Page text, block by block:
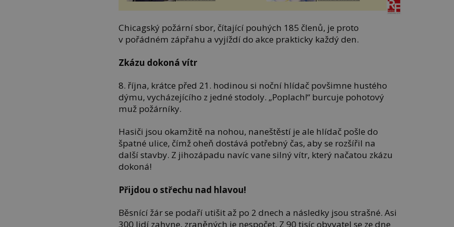
Chicagský požární sbor, čítající pouhých 185 členů, je proto
v pořádném zápřahu a vyjíždí do akce prakticky každý den.
Zkázu dokoná vítr
8. října, krátce před 21. hodinou si noční hlídač povšimne hustého
dýmu, vycházejícího z jedné stodoly. „Poplach!“ burcuje pohotový
muž požárníky.
Hasiči jsou okamžitě na nohou, naneštěstí je ale hlídač pošle do
špatné ulice, čímž oheň dostává potřebný čas, aby se rozšířil na
další stavby. Z jihozápadu navíc vane silný vítr, který načatou zkázu
dokoná!
Přijdou o střechu nad hlavou!
Běsnící žár se podaří utišit až po 2 dnech a následky jsou strašné. Asi
300 lidí zahyne, zraněných je nespočet. Z 90 tisíc obyvatel se ze dne